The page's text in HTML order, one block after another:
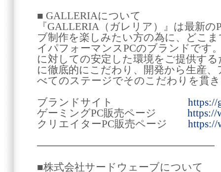
■ GALLERIAについて
『GALLERIA（ガレリア）』は最新
ブ制作を楽しみたい方の為に、どこ
イパフォーマンスPCのブランドです
に対しての安定した環境をご提供す
に徹底的にこだわり、開発から生産
べてのステージでそのこだわりを貫
ブランドサイト https://
ゲーミングPC販売ページ https://
クリエイターPC販売ページ https://
────────────────────────
■株式会社サードウェーブについて